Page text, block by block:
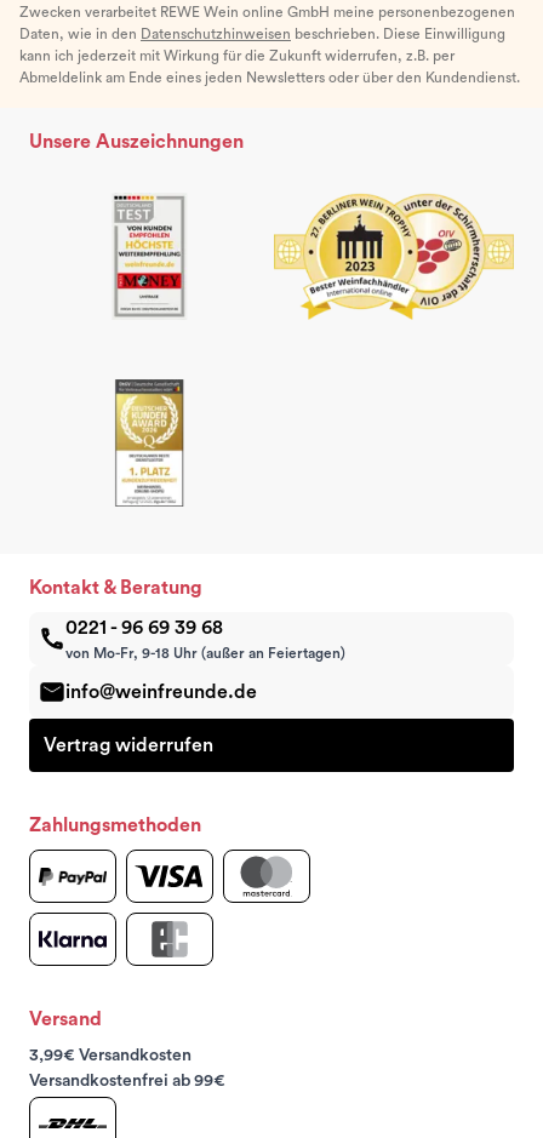
Zwecken verarbeitet REWE Wein online GmbH meine personenbezogenen
Daten, wie in den Datenschutzhinweisen beschrieben. Diese Einwilligung
kann ich jederzeit mit Wirkung für die Zukunft widerrufen, z.B. per
Abmeldelink am Ende eines jeden Newsletters oder über den Kundendienst.
Unsere Auszeichnungen
Kontakt & Beratung
0221 - 96 69 39 68
von Mo-Fr, 9-18 Uhr (außer an Feiertagen)
info@weinfreunde.de
Vertrag widerrufen
Zahlungsmethoden
Versand
3,99€ Versandkosten
Versandkostenfrei ab 99€